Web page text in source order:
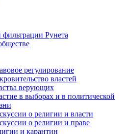
Рунета
регулирование
властей
верующих
в выборах и в политической
о религии и власти
о религии и праве
и карантин